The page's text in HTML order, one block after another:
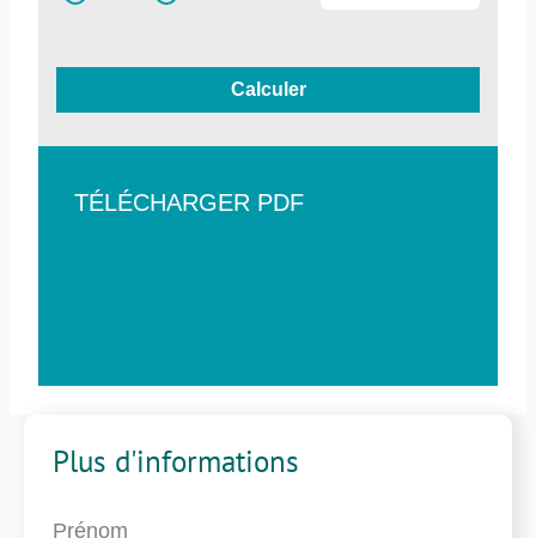
Calculer
TÉLÉCHARGER PDF
Plus d'informations